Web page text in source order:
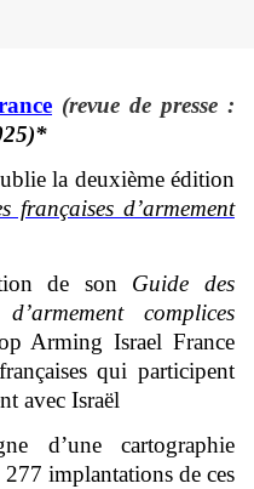
(revue de presse :
la deuxième édition
françaises d’armement
de son Guide des
complices
Arming Israel France
qui participent
avec Israël
d’une cartographie
implantations de ces